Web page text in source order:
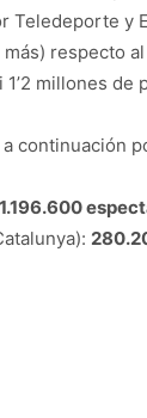
Teledeporte y
respecto
millones de
continuación
1.196.600